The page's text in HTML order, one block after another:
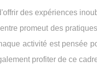
des expériences
promeut des
activité est pensée
profiter de ce